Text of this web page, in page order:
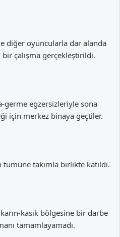
diğer oyuncularla dar alanda
bir çalışma gerçekleştirildi.
germe egzersizleriyle sona
için merkez binaya geçtiler.
takımla birlikte katıldı.
kasık bölgesine bir darbe
tamamlayamadı.